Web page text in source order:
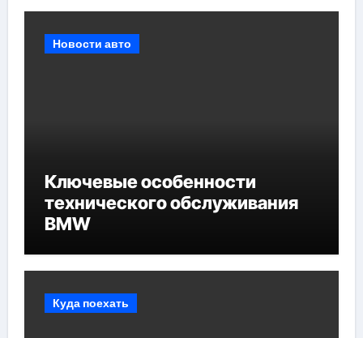
Новости авто
Ключевые особенности
технического обслуживания
BMW
Куда поехать